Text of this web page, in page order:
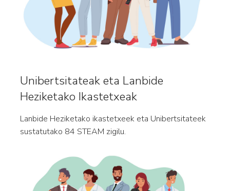
Unibertsitateak eta Lanbide
Heziketako Ikastetxeak
Lanbide Heziketako ikastetxeek eta Unibertsitateek
sustatutako 84 STEAM zigilu.